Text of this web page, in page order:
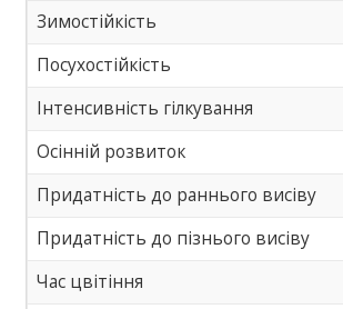
Зимостійкість
Посухостійкість
Інтенсивність гілкування
Осінній розвиток
Придатність до раннього висіву
Придатність до пізнього висіву
Час цвітіння